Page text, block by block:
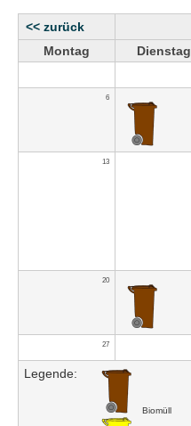
<< zurück
Montag
Dienstag
6
13
20
27
Legende:
Biomüll